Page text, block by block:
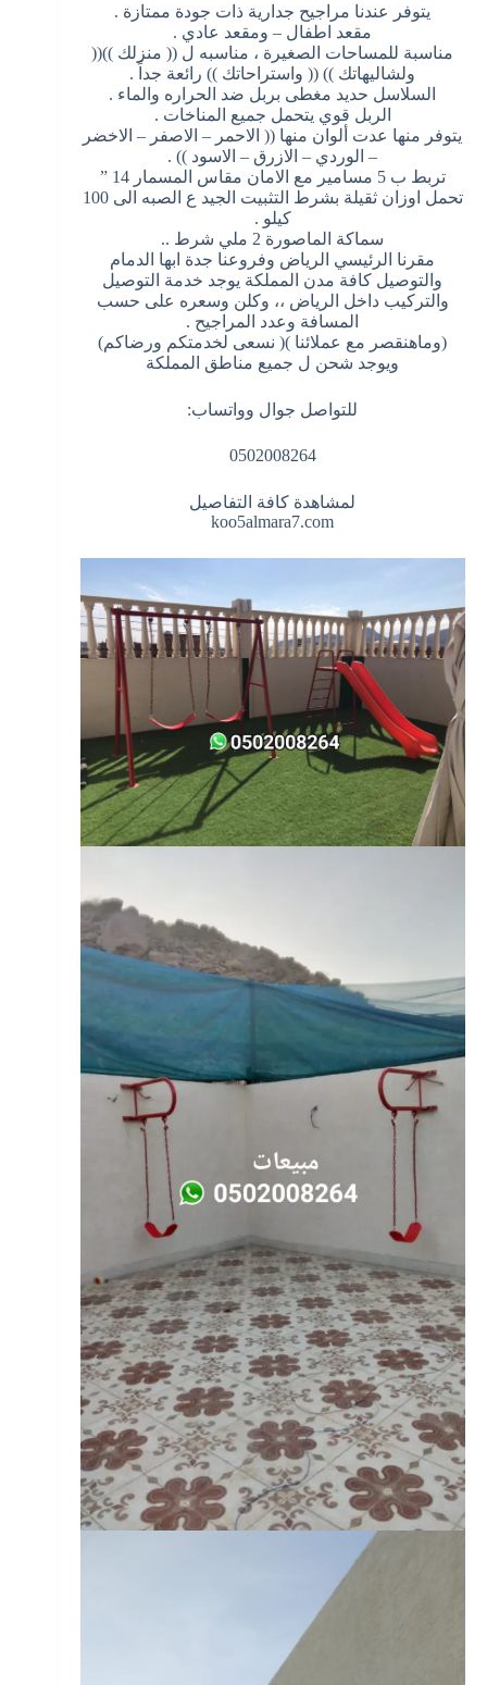
يتوفر عندنا مراجيح جدارية ذات جودة ممتازة .
مقعد اطفال – ومقعد عادي .
مناسبة للمساحات الصغيرة ، مناسبه ل (( منزلك ))((
ولشاليهاتك )) (( واستراحاتك )) رائعة جداً .
السلاسل حديد مغطى بربل ضد الحراره والماء .
الربل قوي يتحمل جميع المناخات .
يتوفر منها عدت ألوان منها (( الاحمر – الاصفر – الاخضر
– الوردي – الازرق – الاسود )) .
تربط ب 5 مسامير مع الامان مقاس المسمار 14 ”
تحمل اوزان ثقيلة بشرط التثبيت الجيد ع الصبه الى 100
كيلو .
سماكة الماصورة 2 ملي شرط ..
مقرنا الرئيسي الرياض وفروعنا جدة ابها الدمام
والتوصيل كافة مدن المملكة يوجد خدمة التوصيل
والتركيب داخل الرياض ،، وكلن وسعره على حسب
المسافة وعدد المراجيح .
(وماهنقصر مع عملائنا )( نسعى لخدمتكم ورضاكم)
ويوجد شحن ل جميع مناطق المملكة
للتواصل جوال وواتساب:
0502008264
لمشاهدة كافة التفاصيل
koo5almara7.com